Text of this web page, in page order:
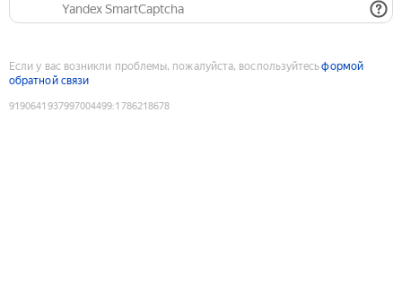
Yandex SmartCaptcha
Если у вас возникли проблемы, пожалуйста, воспользуйтесьформой
обратной связи
9190641937997004499:1786218678